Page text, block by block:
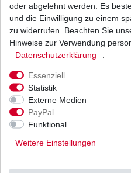
XV500 SE
Steckanschluss
oder abgelehnt werden. Es
und die Einwilligung zu einem
zu widerrufen. Beachten Sie
Hinweise zur Verwendung
Daten­schutz­erklärung
Essenziell
Statistik
Externe Medien
PayPal
Funktional
Weitere Einstellungen